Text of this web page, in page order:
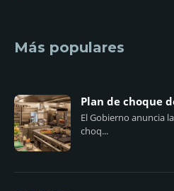
Más populares
Plan de choque
El Gobierno anuncia
choq...